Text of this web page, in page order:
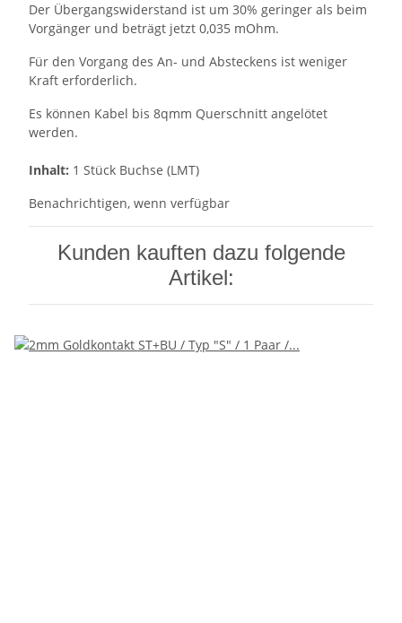
Der Übergangswiderstand ist um 30% geringer als beim
Vorgänger und beträgt jetzt 0,035 mOhm.
Für den Vorgang des An- und Absteckens ist weniger
Kraft erforderlich.
Es können Kabel bis 8qmm Querschnitt angelötet
werden.
Inhalt: 1 Stück Buchse (LMT)
Benachrichtigen, wenn verfügbar
Kunden kauften dazu folgende
Artikel: